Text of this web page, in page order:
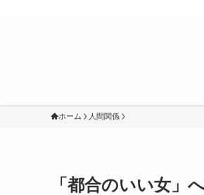
ホーム 人間関係
「都合のいい女」